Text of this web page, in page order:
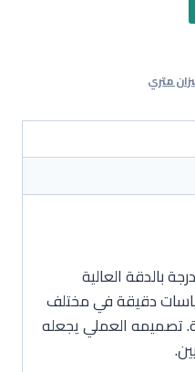
متري
الليزر 360 درجة بالدقة العالية
دقيقة في مختلف
تصميمه العملي يجعله